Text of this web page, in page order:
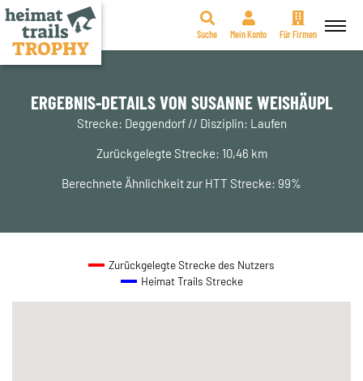
Zum
springen
Suche Mein Konto Für Firmen
ERGEBNIS-DETAILS VON SUSANNE WEISHÄUPL
Strecke: Deggendorf // Disziplin: Laufen
Zurückgelegte Strecke: 10,46 km
Berechnete Ähnlichkeit zur HTT Strecke: 99%
Zurückgelegte Strecke des Nutzers
Heimat Trails Strecke